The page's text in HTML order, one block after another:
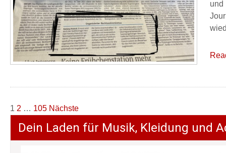
und
Seitennummerierung
der
Beiträge
1 2 … 105 Nächste
Dein Laden für Musik, Kleidung und